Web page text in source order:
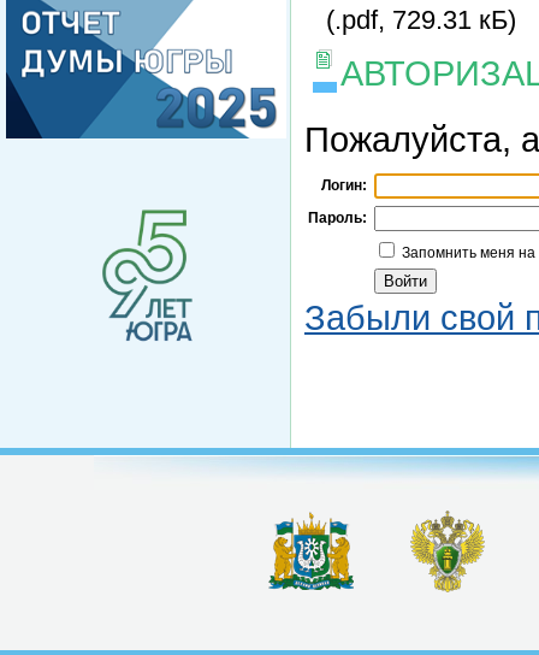
(.pdf, 729.31 кБ)
Пожалуйста,
Логин:
Пароль:
Запомнить меня
Забыли свой